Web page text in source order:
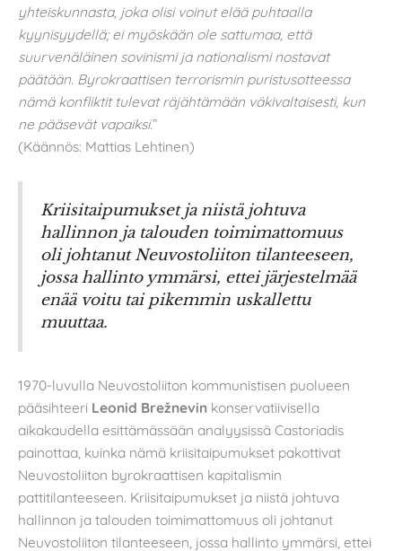
yhteiskunnasta, joka olisi voinut elää puhtaalla
kyynisyydellä; ei myöskään ole sattumaa, että
suurvenäläinen sovinismi ja nationalismi nostavat
päätään. Byrokraattisen terrorismin puristusotteessa
nämä konfliktit tulevat räjähtämään väkivaltaisesti, kun
ne pääsevät vapaiksi.”
(Käännös: Mattias Lehtinen)
Kriisitaipumukset ja niistä johtuva
hallinnon ja talouden toimimattomuus
oli johtanut Neuvostoliiton tilanteeseen,
jossa hallinto ymmärsi, ettei järjestelmää
enää voitu tai pikemmin uskallettu
muuttaa.
1970-luvulla Neuvostoliiton kommunistisen puolueen
pääsihteeri Leonid Brežnevin konservatiivisella
aikakaudella esittämässään analyysissä Castoriadis
painottaa, kuinka nämä kriisitaipumukset pakottivat
Neuvostoliiton byrokraattisen kapitalismin
pattitilanteeseen. Kriisitaipumukset ja niistä johtuva
hallinnon ja talouden toimimattomuus oli johtanut
Neuvostoliiton tilanteeseen, jossa hallinto ymmärsi, ettei